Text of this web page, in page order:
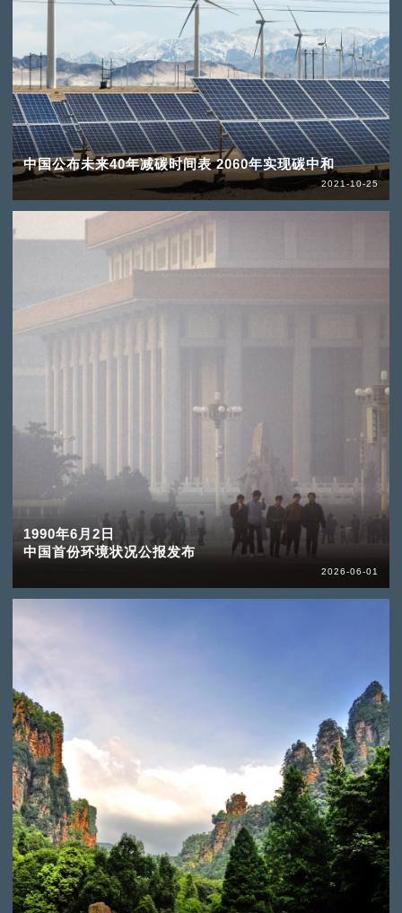
中国公布未来40年减碳时间表 2060年实现碳中和
2021-10-25
1990年6月2日
中国首份环境状况公报发布
2026-06-01